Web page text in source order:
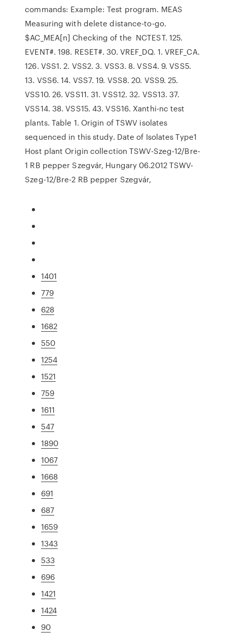
commands: Example: Test program. MEAS
Measuring with delete distance-to-go.
$AC_MEA[n] Checking of the NCTEST. 125.
EVENT#. 198. RESET#. 30. VREF_DQ. 1. VREF_CA.
126. VSS1. 2. VSS2. 3. VSS3. 8. VSS4. 9. VSS5.
13. VSS6. 14. VSS7. 19. VSS8. 20. VSS9. 25.
VSS10. 26. VSS11. 31. VSS12. 32. VSS13. 37.
VSS14. 38. VSS15. 43. VSS16. Xanthi-nc test
plants. Table 1. Origin of TSWV isolates
sequenced in this study. Date of Isolates Type1
Host plant Origin collection TSWV-Szeg-12/Bre-
1 RB pepper Szegvár, Hungary 06.2012 TSWV-
Szeg-12/Bre-2 RB pepper Szegvár,
1401
779
628
1682
550
1254
1521
759
1611
547
1890
1067
1668
691
687
1659
1343
533
696
1421
1424
90